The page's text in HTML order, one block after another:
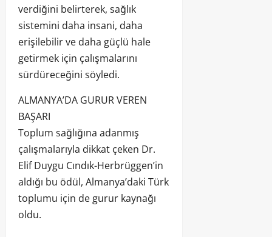
verdiğini belirterek, sağlık
sistemini daha insani, daha
erişilebilir ve daha güçlü hale
getirmek için çalışmalarını
sürdüreceğini söyledi.
ALMANYA’DA GURUR VEREN
BAŞARI
Toplum sağlığına adanmış
çalışmalarıyla dikkat çeken Dr.
Elif Duygu Cındık-Herbrüggen’in
aldığı bu ödül, Almanya’daki Türk
toplumu için de gurur kaynağı
oldu.